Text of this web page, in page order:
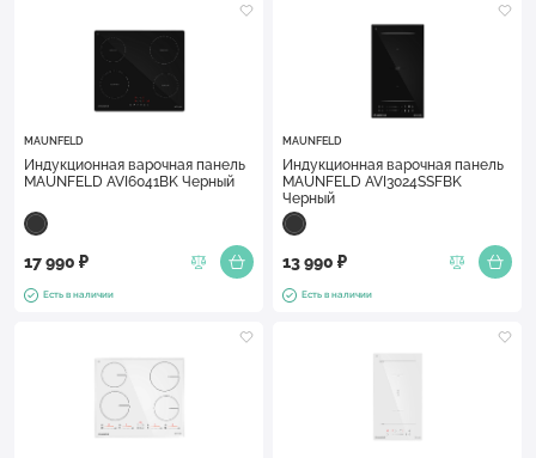
MAUNFELD
Индукционная варочная панель
MAUNFELD AVI6041BK Черный
17 990 ₽
Есть в наличии
MAUNFELD
Индукционная варочная панель
MAUNFELD AVI3024SSFBK
Черный
13 990 ₽
Есть в наличии